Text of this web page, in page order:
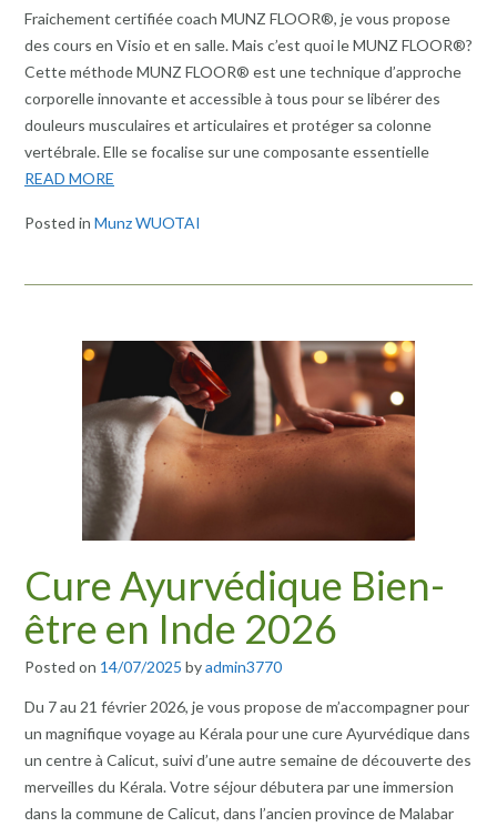
Fraichement certifiée coach MUNZ FLOOR®, je vous propose
des cours en Visio et en salle. Mais c’est quoi le MUNZ FLOOR®?
Cette méthode MUNZ FLOOR® est une technique d’approche
corporelle innovante et accessible à tous pour se libérer des
douleurs musculaires et articulaires et protéger sa colonne
vertébrale. Elle se focalise sur une composante essentielle
READ MORE
Posted in Munz WUOTAI
Cure Ayurvédique Bien-
être en Inde 2026
Posted on 14/07/2025 byadmin3770
Du 7 au 21 février 2026, je vous propose de m’accompagner pour
un magnifique voyage au Kérala pour une cure Ayurvédique dans
un centre à Calicut, suivi d’une autre semaine de découverte des
merveilles du Kérala. Votre séjour débutera par une immersion
dans la commune de Calicut, dans l’ancien province de Malabar